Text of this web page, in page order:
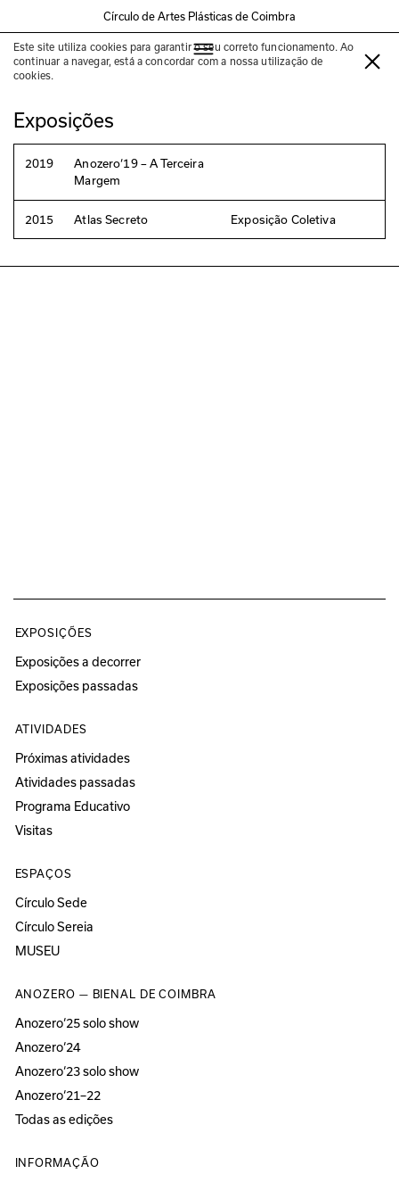
Círculo de Artes Plásticas de Coimbra
Este site utiliza cookies para garantir o seu correto funcionamento. Ao
continuar a navegar, está a concordar com a nossa utilização de
cookies.
Maria Condado
Exposições
2019
Anozero‘19 – A Terceira
Margem
2015 Atlas Secreto Exposição Coletiva
EXPOSIÇÕES
Exposições a decorrer
Exposições passadas
ATIVIDADES
Próximas atividades
Atividades passadas
Programa Educativo
Visitas
ESPAÇOS
Círculo Sede
Círculo Sereia
MUSEU
ANOZERO — BIENAL DE COIMBRA
Anozero‘25 solo show
Anozero‘24
Anozero‘23 solo show
Anozero‘21–22
Todas as edições
INFORMAÇÃO